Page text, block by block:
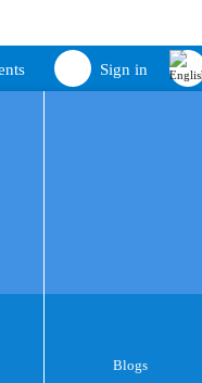
Sign in
Blogs